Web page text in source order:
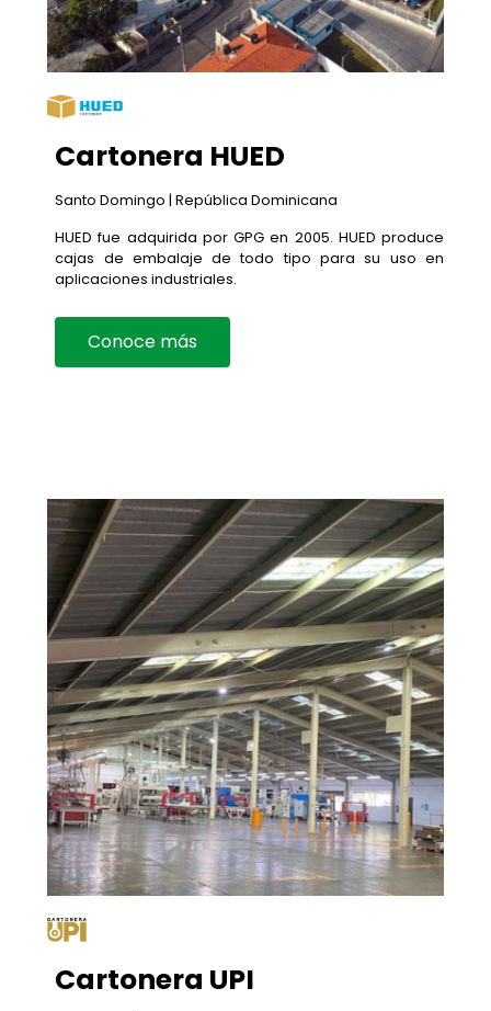
Cartonera HUED
Santo Domingo | República Dominicana
HUED fue adquirida por GPG en 2005. HUED produce
cajas de embalaje de todo tipo para su uso en
aplicaciones industriales.
Conoce más
Cartonera UPI